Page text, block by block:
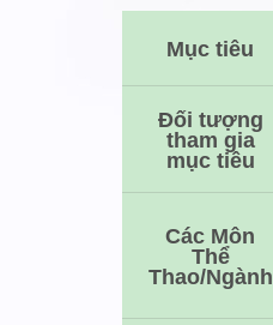
Mục tiêu
Đối tượng
tham gia
mục tiêu
Các Môn
Thể
Thao/Ngành